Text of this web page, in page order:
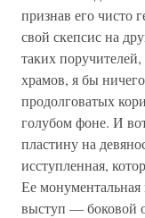
признав его чисто
свой скепсис на
таких
храмов, я бы
продолговатых
голубом фоне. И
пластину на
исступленная,
Ее монументальная
выступ — боковой